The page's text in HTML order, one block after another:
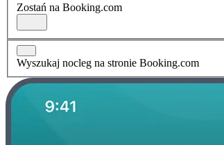
Zostań na Booking.com
Wyszukaj nocleg na stronie Booking.com